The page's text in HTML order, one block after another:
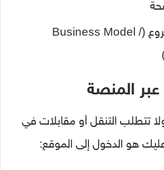
ملف تقديم المشروع (Business Model /
المنصة
تتطلب التنقل أو مقابلات في
هو الدخول إلى الموقع: